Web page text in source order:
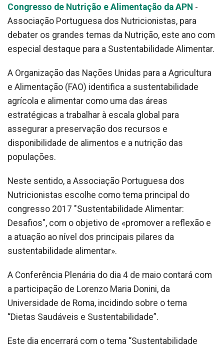
Congresso de Nutrição e Alimentação da APN -
Associação Portuguesa dos Nutricionistas, para
debater os grandes temas da Nutrição, este ano com
especial destaque para a Sustentabilidade Alimentar.
A Organização das Nações Unidas para a Agricultura
e Alimentação (FAO) identifica a sustentabilidade
agrícola e alimentar como uma das áreas
estratégicas a trabalhar à escala global para
assegurar a preservação dos recursos e
disponibilidade de alimentos e a nutrição das
populações.
Neste sentido, a Associação Portuguesa dos
Nutricionistas escolhe como tema principal do
congresso 2017 "Sustentabilidade Alimentar:
Desafios", com o objetivo de «promover a reflexão e
a atuação ao nível dos principais pilares da
sustentabilidade alimentar».
A Conferência Plenária do dia 4 de maio contará com
a participação de Lorenzo Maria Donini, da
Universidade de Roma, incidindo sobre o tema
“Dietas Saudáveis e Sustentabilidade”.
Este dia encerrará com o tema “Sustentabilidade